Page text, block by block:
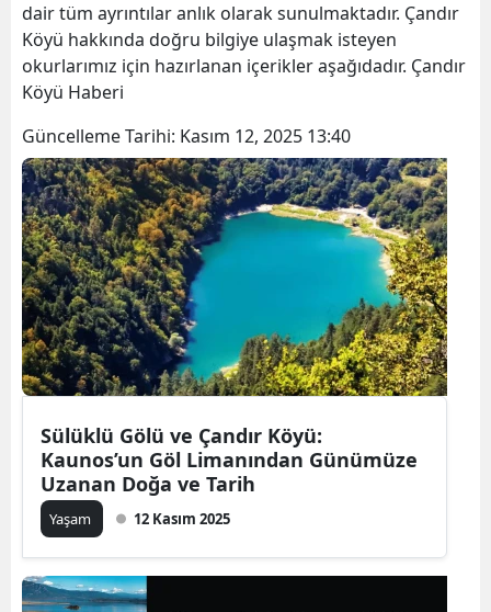
dair tüm ayrıntılar anlık olarak sunulmaktadır. Çandır
Köyü hakkında doğru bilgiye ulaşmak isteyen
okurlarımız için hazırlanan içerikler aşağıdadır. Çandır
Köyü Haberi
Güncelleme Tarihi: Kasım 12, 2025 13:40
Sülüklü Gölü ve Çandır Köyü:
Kaunos’un Göl Limanından Günümüze
Uzanan Doğa ve Tarih
Yaşam 12 Kasım 2025